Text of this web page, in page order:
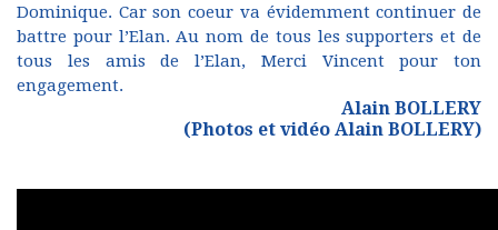
Dominique. Car son coeur va évidemment continuer de
battre pour l’Elan. Au nom de tous les supporters et de
tous les amis de l’Elan, Merci Vincent pour ton
engagement.
Alain BOLLERY
(Photos et vidéo Alain BOLLERY)